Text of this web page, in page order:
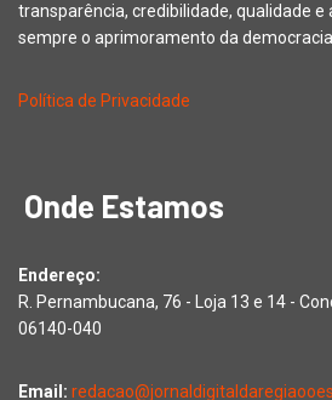
transparência, credibilidade, qualidade e
sempre o aprimoramento da
Política de Privacidade
Onde Estamos
Endereço:
R. Pernambucana, 76 - Loja 13 e 14 -
06140-040
Email: